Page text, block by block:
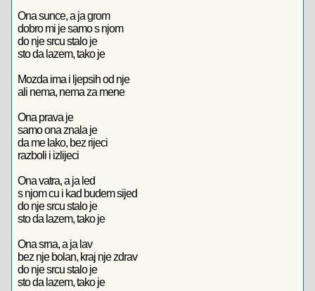
Ona sunce, a ja grom
dobro mi je samo s njom
do nje srcu stalo je
sto da lazem, tako je
Mozda ima i ljepsih od nje
ali nema, nema za mene
Ona prava je
samo ona znala je
da me lako, bez rijeci
razboli i izlijeci
Ona vatra, a ja led
s njom cu i kad budem sijed
do nje srcu stalo je
sto da lazem, tako je
Ona srna, a ja lav
bez nje bolan, kraj nje zdrav
do nje srcu stalo je
sto da lazem, tako je